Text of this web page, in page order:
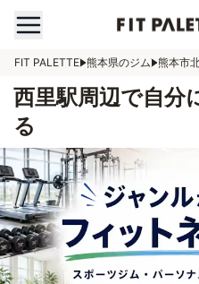
FIT PALETTE 熊本県のジム 熊本市
西里駅周辺で自分
る